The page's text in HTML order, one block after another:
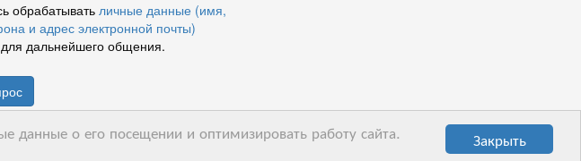
Закрыть
данные о его посещении и оптимизировать работу сайта.
обрабатывать личные данные (имя,
и адрес электронной почты)
дальнейшего общения.